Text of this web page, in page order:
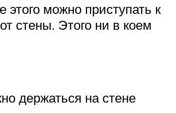
можно приступать к
стены. Этого ни в коем
держаться на стене